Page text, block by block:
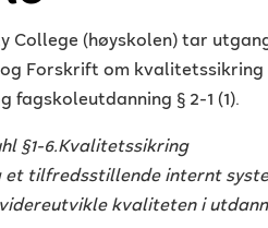
College (høyskolen) tar
Forskrift om kvalitetssikring
§ 2-1 (1).
§1-6.Kvalitetssikring
et tilfredsstillende internt
kvaliteten i